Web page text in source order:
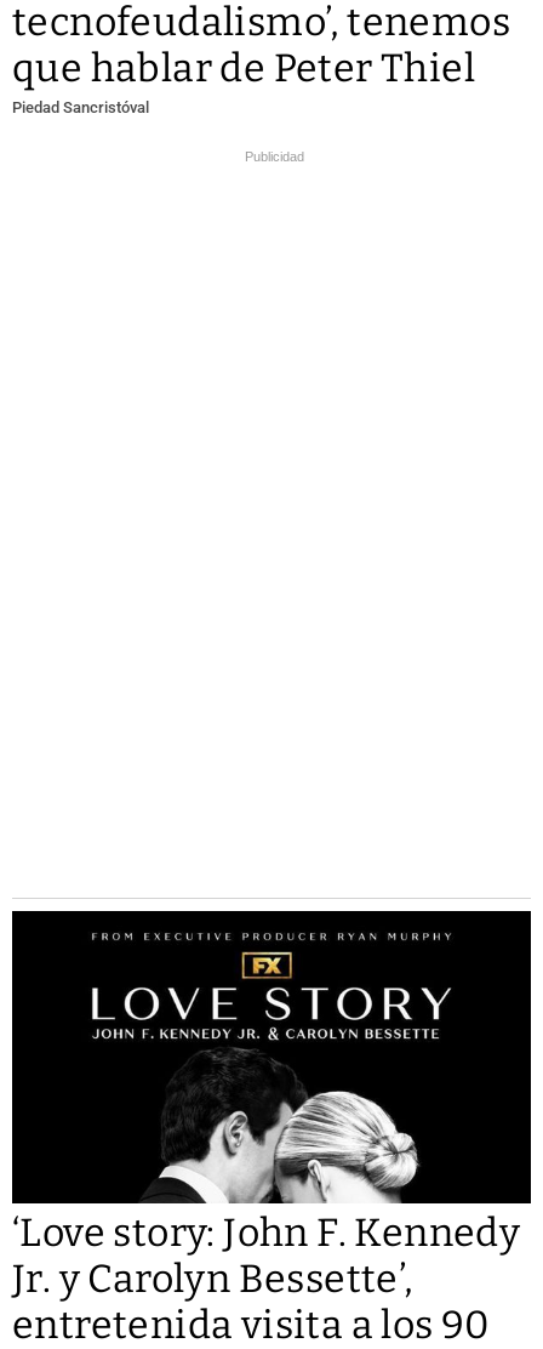
tecnofeudalismo’, tenemos
que hablar de Peter Thiel
Piedad Sancristóval
Publicidad
‘Love story: John F. Kennedy
Jr. y Carolyn Bessette’,
entretenida visita a los 90